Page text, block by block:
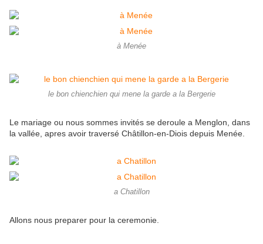
à Menée
le bon chienchien qui mene la garde a la Bergerie
Le mariage ou nous sommes invités se deroule a Menglon, dans
la vallée, apres avoir traversé Châtillon-en-Diois depuis Menée.
a Chatillon
Allons nous preparer pour la ceremonie.